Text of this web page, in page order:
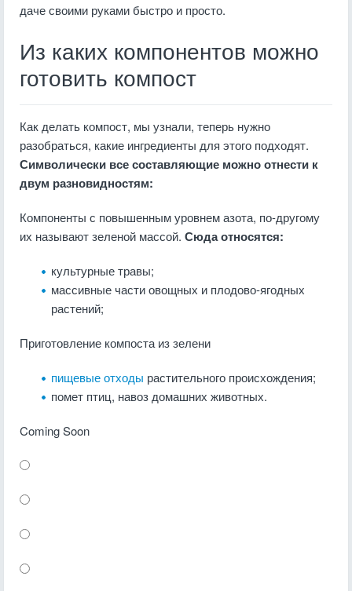
даче своими руками быстро и просто.
Из каких компонентов можно
готовить компост
Как делать компост, мы узнали, теперь нужно
разобраться, какие ингредиенты для этого подходят.
Символически все составляющие можно отнести к
двум разновидностям:
Компоненты с повышенным уровнем азота, по-другому
их называют зеленой массой. Сюда относятся:
культурные травы;
массивные части овощных и плодово-ягодных
растений;
Приготовление компоста из зелени
пищевые отходы растительного происхождения;
помет птиц, навоз домашних животных.
Coming Soon